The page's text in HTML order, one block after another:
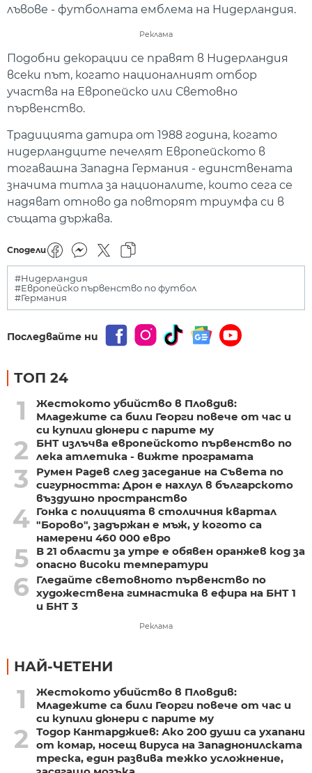
лъвове - футболната емблема на Нидерландия.
Реклама
Подобни декорации се правят в Нидерландия
всеки път, когато националният отбор
участва на Европейско или Световно
първенство.
Традицията датира от 1988 година, когато
нидерландците печелят Европейското в
тогавашна Западна Германия - единствената
значима титла за националите, които сега се
надяват отново да повторят триумфа си в
същата държава.
Сподели
#Нидерландия
#Европейско първенство по футбол
#Германия
Последвайте ни
ТОП 24
1
Жестокото убийство в Пловдив:
Младежите са били Георги повече от час и
си купили дюнери с парите му
2
БНТ излъчва европейското първенство по
лека атлетика - вижте програмата
3
Румен Радев след заседание на Съвета по
сигурността: Дрон е нахлул в българското
въздушно пространство
4 Гонка с полицията в столичния квартал
"Борово", задържан е мъж, у когото са
намерени 460 000 евро
5
В 21 области за утре е обявен оранжев код за
опасно високи температури
6
Гледайте световното първенство по
художествена гимнастика в ефира на БНТ 1
и БНТ 3
Реклама
НАЙ-ЧЕТЕНИ
1
Жестокото убийство в Пловдив:
Младежите са били Георги повече от час и
си купили дюнери с парите му
2
Тодор Кантарджиев: Ако 200 души са ухапани
от комар, носещ вируса на Западнонилската
треска, един развива тежко усложнение,